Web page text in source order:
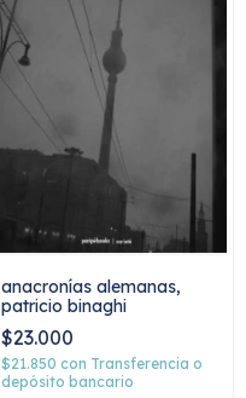
anacronías alemanas,
patricio binaghi
$23.000
$21.850 con Transferencia o
depósito bancario